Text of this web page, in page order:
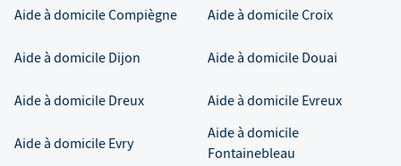
Aide à domicileCompiègne Aide à domicileCroix
Aide à domicile Dijon Aide à domicile Douai
Aide à domicile Dreux Aide à domicile Evreux
Aide à domicile Evry
Aide à domicile
Fontainebleau